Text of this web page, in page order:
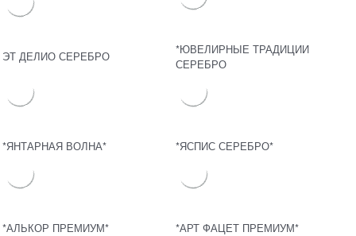
ЭТ ДЕЛИО СЕРЕБРО
*ЮВЕЛИРНЫЕ ТРАДИЦИИ
СЕРЕБРО
*ЯНТАРНАЯ ВОЛНА* *ЯСПИС СЕРЕБРО*
*АЛЬКОР ПРЕМИУМ* *АРТ ФАЦЕТ ПРЕМИУМ*